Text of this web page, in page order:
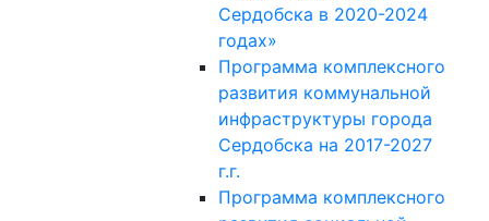
Сердобска в 2020-2024
годах»
Программа комплексного
развития коммунальной
инфраструктуры города
Сердобска на 2017-2027
г.г.
Программа комплексного